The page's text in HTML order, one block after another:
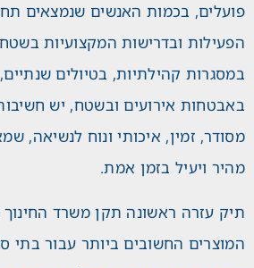
פועלים, בכמות האנשים שנמצאים
הפעילות ובדרישות המקצועיות
במסגרות קהילתיות, בטיולים שנתיים,
באבטחות אירועים ובשטח, יש
מסודר, זמין, איכותי ונוח לנשיאה,
מהיר ויעיל בזמן אמת.
תיק עזרה ראשונה תקן משרד
המוצרים החשובים ביותר עבור בתי